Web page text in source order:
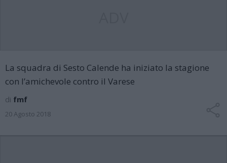
La squadra di Sesto Calende ha iniziato la stagione
con l’amichevole contro il Varese
di fmf
20 Agosto 2018